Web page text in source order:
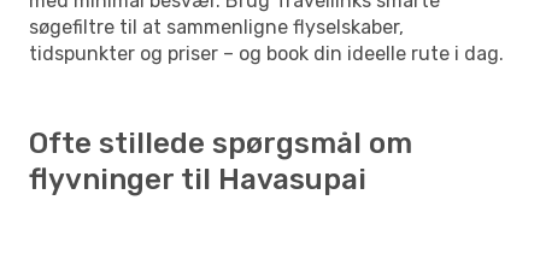
søgefiltre til at sammenligne flyselskaber,
tidspunkter og priser – og book din ideelle rute i dag.
Ofte stillede spørgsmål om
flyvninger til Havasupai